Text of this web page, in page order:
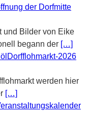
der Dorfmitte
und Bilder von Eike
begann der […]
Dorfflohmarkt-2026
werden hier
[…]